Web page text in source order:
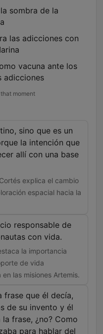
sombra de la
las adicciones con
vacuna ante los
adicciones
moment
sino que es un
la intención que
allí con una base
explica el cambio
espacial hacia la
responsable de
con vida.
la importancia
de vida
las misiones Artemis.
frase que él decía,
de su invento y él
frase, ¿no? Como
para hablar del